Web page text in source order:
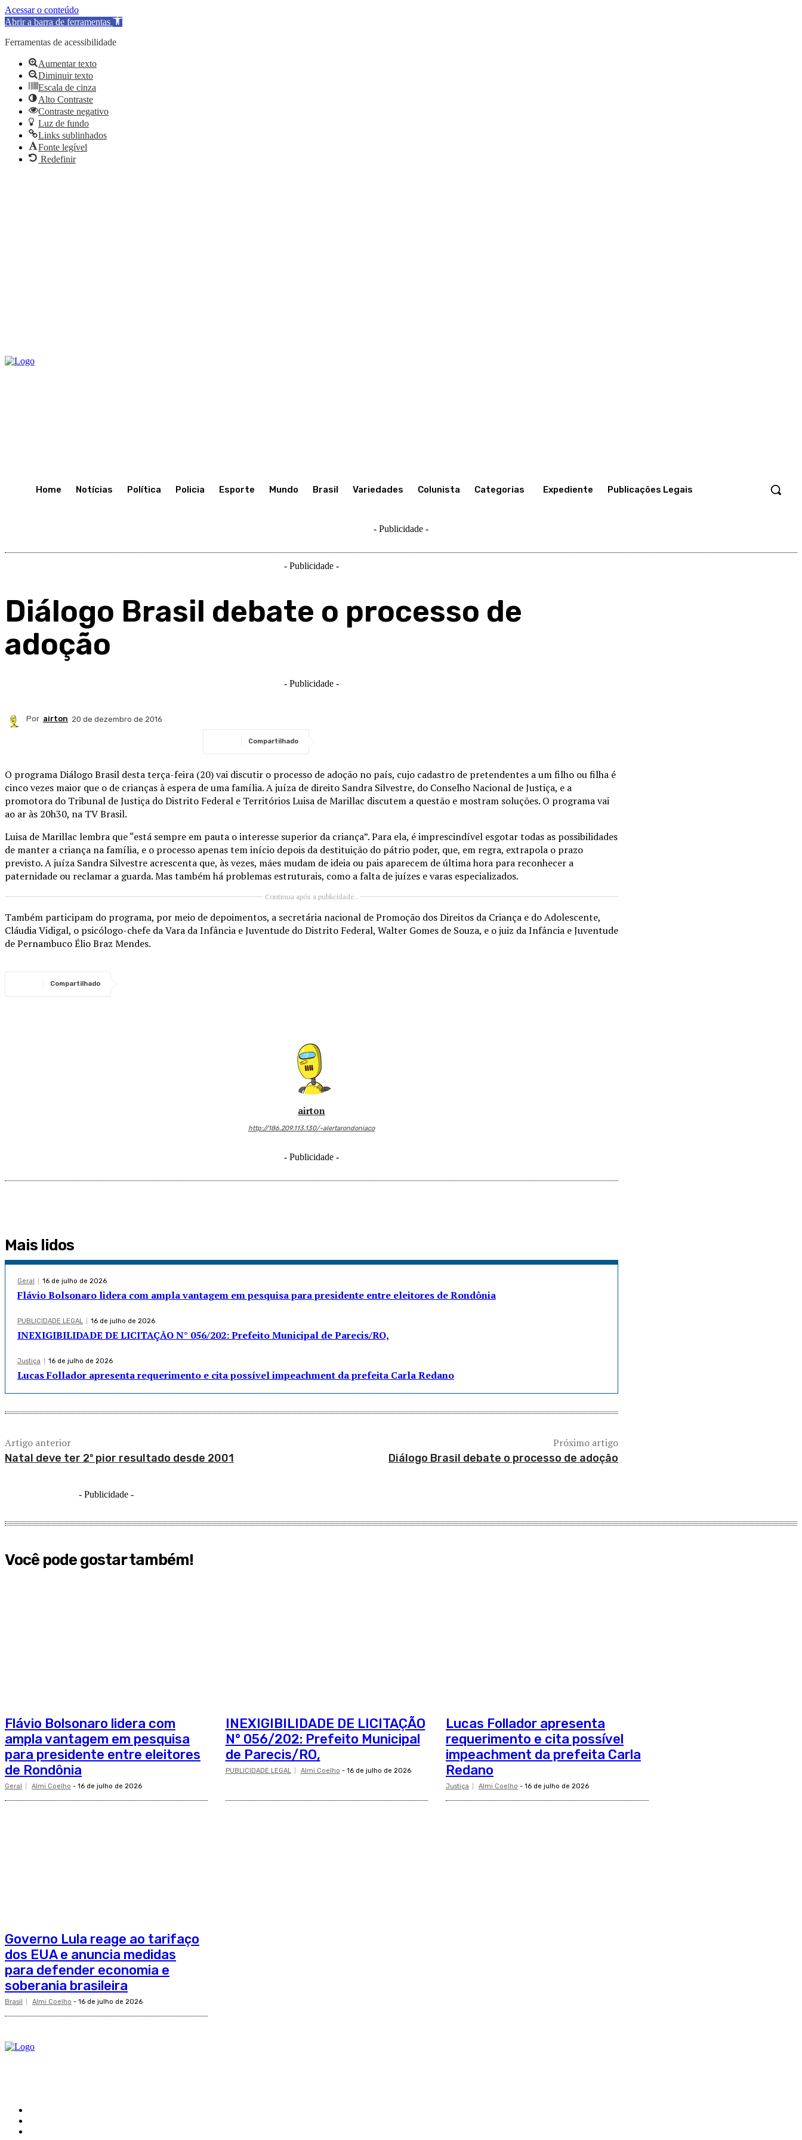
Acessar o conteúdo
Abrir a barra de ferramentas
Ferramentas de acessibilidade
Aumentar texto
Diminuir texto
Escala de cinza
Alto Contraste
Contraste negativo
Luz de fundo
Links sublinhados
Fonte legível
Redefinir
Home Notícias Política Policia Esporte Mundo Brasil Variedades Colunista Categorias Expediente Publicações Legais
- Publicidade -
- Publicidade -
Diálogo Brasil debate o processo de
adoção
- Publicidade -
Por airton 20 de dezembro de 2016
Compartilhado
O programa Diálogo Brasil desta terça-feira (20) vai discutir o processo de adoção no país, cujo cadastro de pretendentes a um filho ou filha é
cinco vezes maior que o de crianças à espera de uma família. A juíza de direito Sandra Silvestre, do Conselho Nacional de Justiça, e a
promotora do Tribunal de Justiça do Distrito Federal e Territórios Luisa de Marillac discutem a questão e mostram soluções. O programa vai
ao ar às 20h30, na TV Brasil.
Luisa de Marillac lembra que “está sempre em pauta o interesse superior da criança”. Para ela, é imprescindível esgotar todas as possibilidades
de manter a criança na família, e o processo apenas tem início depois da destituição do pátrio poder, que, em regra, extrapola o prazo
previsto. A juíza Sandra Silvestre acrescenta que, às vezes, mães mudam de ideia ou pais aparecem de última hora para reconhecer a
paternidade ou reclamar a guarda. Mas também há problemas estruturais, como a falta de juízes e varas especializados.
Continua após a publicidade..
Também participam do programa, por meio de depoimentos, a secretária nacional de Promoção dos Direitos da Criança e do Adolescente,
Cláudia Vidigal, o psicólogo-chefe da Vara da Infância e Juventude do Distrito Federal, Walter Gomes de Souza, e o juiz da Infância e Juventude
de Pernambuco Élio Braz Mendes.
Compartilhado
airton
http://186.209.113.130/~alertarondoniaco
- Publicidade -
Mais lidos
Geral 16 de julho de 2026
Flávio Bolsonaro lidera com ampla vantagem em pesquisa para presidente entre eleitores de Rondônia
PUBLICIDADE LEGAL 16 de julho de 2026
INEXIGIBILIDADE DE LICITAÇÃO N° 056/202: Prefeito Municipal de Parecis/RO,
Justiça 16 de julho de 2026
Lucas Follador apresenta requerimento e cita possível impeachment da prefeita Carla Redano
Artigo anterior
Natal deve ter 2º pior resultado desde 2001
Próximo artigo
Diálogo Brasil debate o processo de adoção
- Publicidade -
Você pode gostar também!
Flávio Bolsonaro lidera com
ampla vantagem em pesquisa
para presidente entre eleitores
de Rondônia
Geral Almi Coelho - 16 de julho de 2026
INEXIGIBILIDADE DE LICITAÇÃO
N° 056/202: Prefeito Municipal
de Parecis/RO,
PUBLICIDADE LEGAL Almi Coelho - 16 de julho de 2026
Lucas Follador apresenta
requerimento e cita possível
impeachment da prefeita Carla
Redano
Justiça Almi Coelho - 16 de julho de 2026
Governo Lula reage ao tarifaço
dos EUA e anuncia medidas
para defender economia e
soberania brasileira
Brasil Almi Coelho - 16 de julho de 2026